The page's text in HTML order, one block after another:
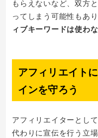
もらえないなど、双方
ってしまう可能性もあり
ィブキーワードは使わ
アフィリエイト
インを守ろう
アフィリエイターとし
代わりに宣伝を行う立